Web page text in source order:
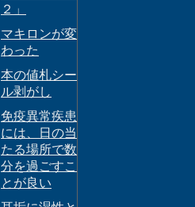
２」
マキロンが変
わった
本の値札シー
ル剥がし
免疫異常疾患
には、日の当
たる場所で数
分を過ごすこ
とが良い